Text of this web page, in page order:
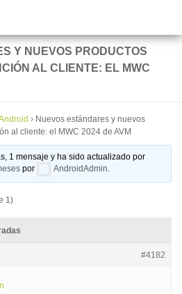
Y NUEVOS PRODUCTOS
AL CLIENTE: EL MWC
› Nuevos estándares y nuevos
al cliente: el MWC 2024 de AVM
1 mensaje y ha sido actualizado por
por AndroidAdmin.
1)
#4182